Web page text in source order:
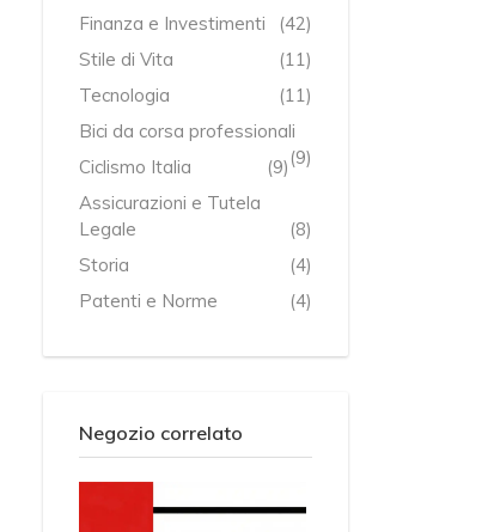
Finanza e Investimenti
(42)
Stile di Vita
(11)
Tecnologia
(11)
Bici da corsa professionali
(9)
Ciclismo Italia
(9)
Assicurazioni e Tutela
Legale
(8)
Storia
(4)
Patenti e Norme
(4)
Negozio correlato